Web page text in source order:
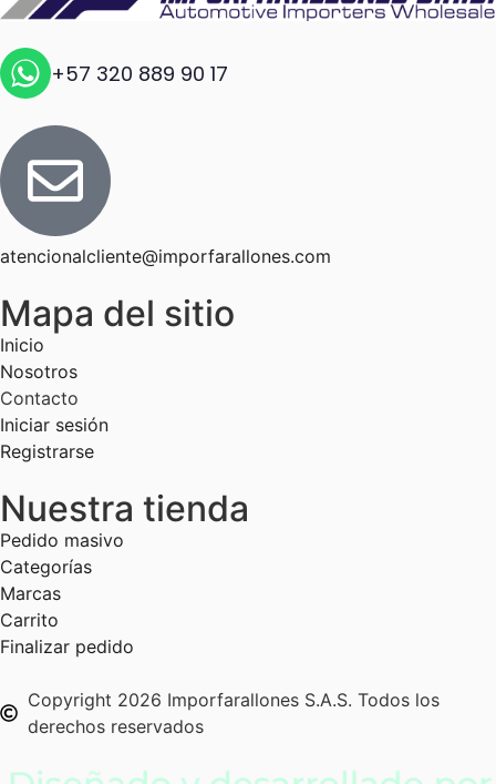
+57 320 889 90 17
atencionalcliente@imporfarallones.com
Mapa del sitio
Inicio
Nosotros
Contacto
Iniciar sesión
Registrarse
Nuestra tienda
Pedido masivo
Categorías
Marcas
Carrito
Finalizar pedido
Copyright 2026 Imporfarallones S.A.S. Todos los
derechos reservados